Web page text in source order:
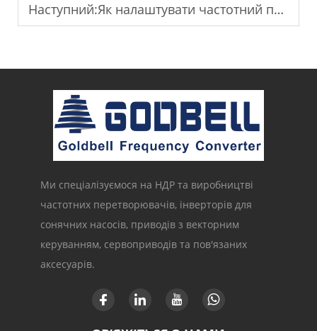
Наступний:Як налаштувати частотний перетворювач для регулювання швидкості двигуна?
Ми спеціалізуємося на НДР та виробництві
частотних перетворювачів, інверторів для
сонячних насосів, приводів з векторним
керуванням, сервоприводів та пов'язаних
аксесуарів.